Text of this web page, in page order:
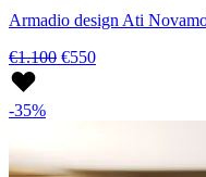
Armadio design Ati
€1.100 €550
-35%